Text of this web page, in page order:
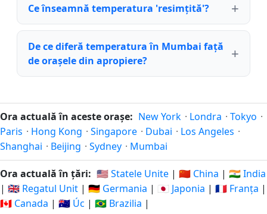
Ce înseamnă temperatura 'resimțită'?
De ce diferă temperatura în Mumbai față
de orașele din apropiere?
Ora actuală în aceste orașe: New York · Londra · Tokyo ·
Paris · Hong Kong · Singapore · Dubai · Los Angeles ·
Shanghai · Beijing · Sydney · Mumbai
Ora actuală în țări: 🇺🇸 Statele Unite | 🇨🇳 China | 🇮🇳 India
| 🇬🇧 Regatul Unit | 🇩🇪 Germania | 🇯🇵 Japonia | 🇫🇷 Franța |
🇨🇦 Canada | 🇦🇺 Úc | 🇧🇷 Brazilia |